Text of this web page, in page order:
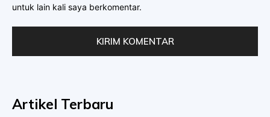
untuk lain kali saya berkomentar.
Artikel Terbaru